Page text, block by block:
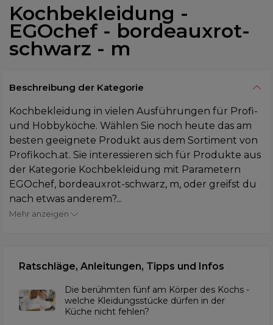
Kochbekleidung -
EGOchef - bordeauxrot-
schwarz - m
Beschreibung der Kategorie
Kochbekleidung in vielen Ausführungen für Profi-
und Hobbyköche. Wählen Sie noch heute das am
besten geeignete Produkt aus dem Sortiment von
Profikoch.at. Sie interessieren sich für Produkte aus
der Kategorie Kochbekleidung mit Parametern
EGOchef, bordeauxrot-schwarz, m, oder greifst du
nach etwas anderem?...
Mehr anzeigen
Ratschläge, Anleitungen, Tipps und Infos
Die berühmten fünf am Körper des Kochs -
welche Kleidungsstücke dürfen in der
Küche nicht fehlen?